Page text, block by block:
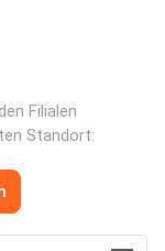
Filialen
Standort: